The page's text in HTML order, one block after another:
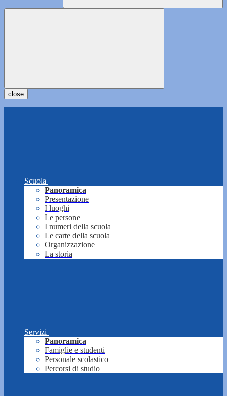
close
Scuola
Panoramica
Presentazione
I luoghi
Le persone
I numeri della scuola
Le carte della scuola
Organizzazione
La storia
Servizi
Panoramica
Famiglie e studenti
Personale scolastico
Percorsi di studio